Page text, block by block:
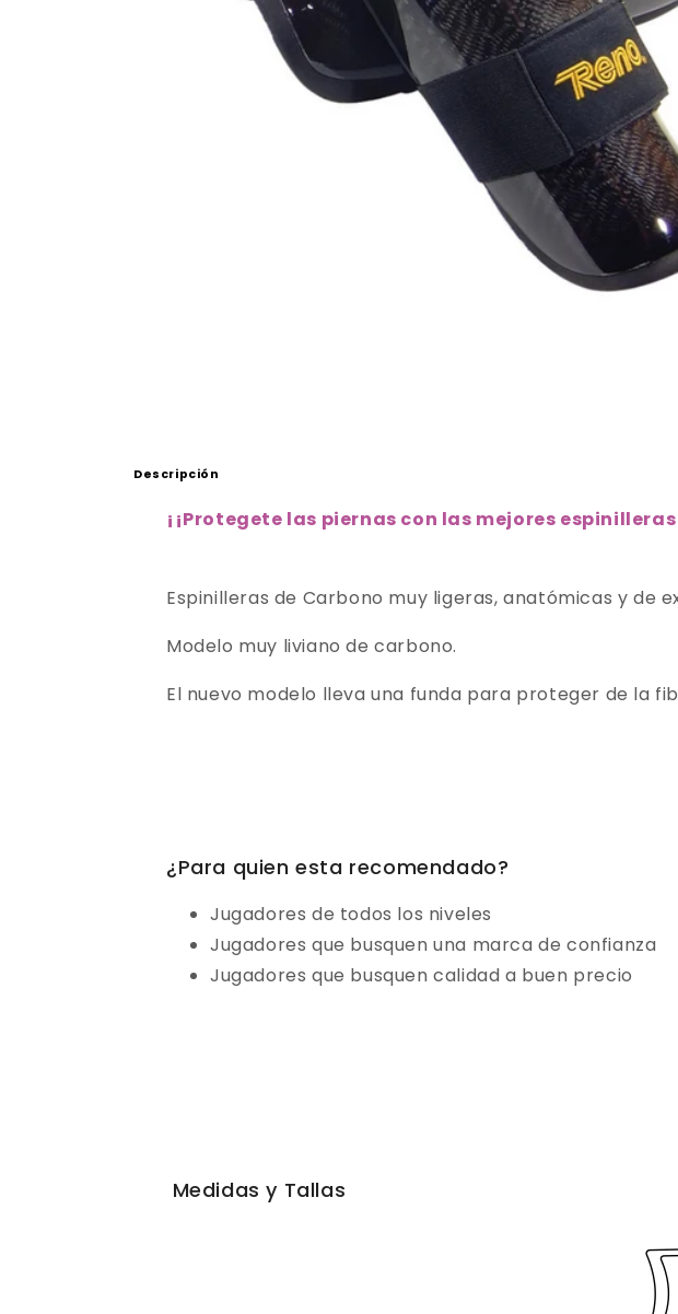
Descripción
¡ ¡Protegete las piernas con las mejores
Espinilleras de Carbono muy ligeras, anatómicas y de
Modelo muy liviano de carbono.
El nuevo modelo lleva una funda para proteger de la
¿Para quien esta recomendado?
Jugadores de todos los niveles
Jugadores que busquen una marca de confianza
Jugadores que busquen calidad a buen precio
Medidas y Tallas